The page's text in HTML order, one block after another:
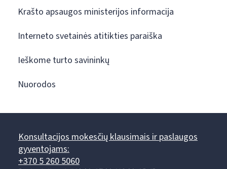
Krašto apsaugos ministerijos informacija
Interneto svetainės atitikties paraiška
Ieškome turto savininkų
Nuorodos
Konsultacijos mokesčių klausimais ir paslaugos
gyventojams:
+370 5 260 5060